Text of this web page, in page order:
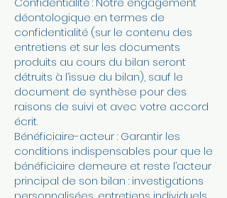
déontologique en termes de
confidentialité (sur le contenu des
entretiens et sur les documents
produits au cours du bilan seront
détruits à l’issue du bilan), sauf le
document de synthèse pour des
raisons de suivi et avec votre accord
écrit.
Bénéficiaire-acteur : Garantir les
conditions indispensables pour que le
bénéficiaire demeure et reste l’acteur
principal de son bilan : investigations